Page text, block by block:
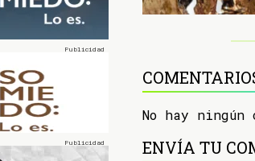
No hay
ENVÍA TU